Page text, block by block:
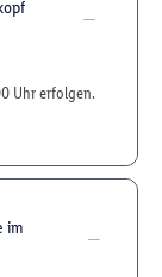
Uhr erfolgen.
im